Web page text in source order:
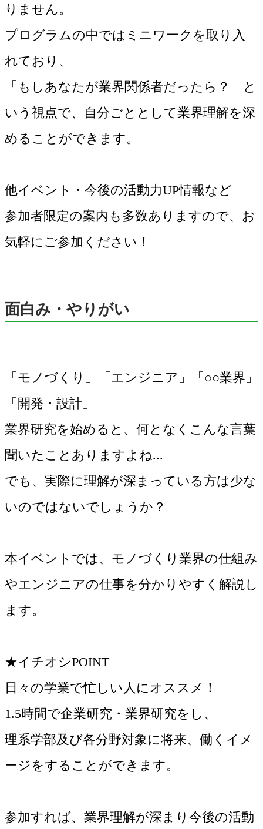
りません。
プログラムの中ではミニワークを取り入
れており、
「もしあなたが業界関係者だったら？」と
いう視点で、自分ごととして業界理解を深
めることができます。
他イベント・今後の活動力UP情報など
参加者限定の案内も多数ありますので、お
気軽にご参加ください！
面白み・やりがい
「モノづくり」「エンジニア」「○○業界」
「開発・設計」
業界研究を始めると、何となくこんな言葉
聞いたことありますよね...
でも、実際に理解が深まっている方は少な
いのではないでしょうか？
本イベントでは、モノづくり業界の仕組み
やエンジニアの仕事を分かりやすく解説し
ます。
★イチオシPOINT
日々の学業で忙しい人にオススメ！
1.5時間で企業研究・業界研究をし、
理系学部及び各分野対象に将来、働くイメ
ージをすることができます。
参加すれば、業界理解が深まり今後の活動